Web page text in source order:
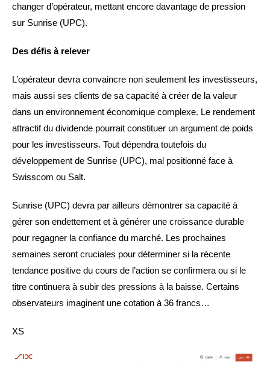
changer d’opérateur, mettant encore davantage de pression
sur Sunrise (UPC).
Des défis à relever
L’opérateur devra convaincre non seulement les investisseurs,
mais aussi ses clients de sa capacité à créer de la valeur
dans un environnement économique complexe. Le rendement
attractif du dividende pourrait constituer un argument de poids
pour les investisseurs. Tout dépendra toutefois du
développement de Sunrise (UPC), mal positionné face à
Swisscom ou Salt.
Sunrise (UPC) devra par ailleurs démontrer sa capacité à
gérer son endettement et à générer une croissance durable
pour regagner la confiance du marché. Les prochaines
semaines seront cruciales pour déterminer si la récente
tendance positive du cours de l’action se confirmera ou si le
titre continuera à subir des pressions à la baisse. Certains
observateurs imaginent une cotation à 36 francs…
XS